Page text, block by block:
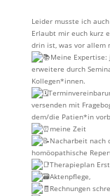
Leider musste ich
Erlaubt mir euch kurz
drin ist, was vor allem
Meine
erweitere durch
Kollegen*innen.
versenden mit
dem/die Patien*in
meine Zeit
Nacharbeit nach
homöopathische
Therapieplan
Aktenpflege,
Rechnungen